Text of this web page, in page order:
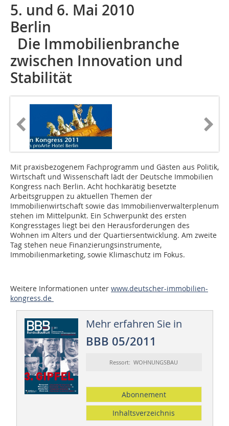
5. und 6. Mai 2010
Berlin
Die Immobilienbranche
zwischen Innovation und
Stabilität
Mit praxisbezogenem Fachprogramm und Gästen aus Politik,
Wirtschaft und Wissenschaft lädt der Deutsche Immobilien
Kongress nach Berlin. Acht hochkarätig besetzte
Arbeitsgruppen zu aktuellen Themen der
Immobilienwirtschaft sowie das Immobilienverwalterplenum
stehen im Mittelpunkt. Ein Schwerpunkt des ersten
Kongresstages liegt bei den Herausforderungen des
Wohnen im Alters und der Quartiersentwicklung. Am zweite
Tag stehen neue Finanzierungsinstrumente,
Immobilienmarketing, sowie Klimaschutz im Fokus.
Weitere Informationen unter www.deutscher-immobilien-
kongress.de
Mehr erfahren Sie in
BBB 05/2011
Ressort: WOHNUNGSBAU
Abonnement
Inhaltsverzeichnis